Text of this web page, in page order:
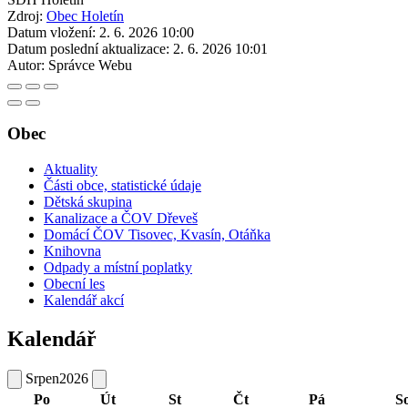
Zdroj: Obec Holetín
Datum vložení: 2. 6. 2026 10:00
Datum poslední aktualizace: 2. 6. 2026 10:01
Autor: Správce Webu
Obec
Aktuality
Části obce, statistické údaje
Dětská skupina
Kanalizace a ČOV Dřeveš
Domácí ČOV Tisovec, Kvasín, Otáňka
Knihovna
Odpady a místní poplatky
Obecní les
Kalendář akcí
Kalendář
Srpen2026
Po
Út St Čt Pá